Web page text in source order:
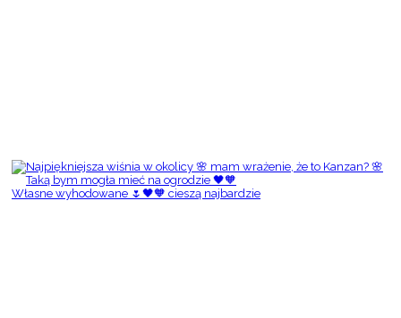
Własne wyhodowane 🌷🖤🧡 cieszą najbardzie